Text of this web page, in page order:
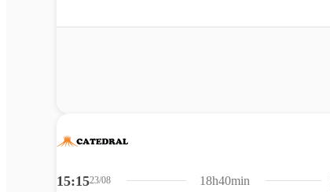
15:1523/08 18h40min